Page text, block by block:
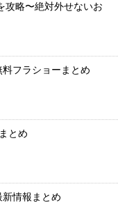
攻略〜絶対外せないお
フラショーまとめ
とめ
情報まとめ